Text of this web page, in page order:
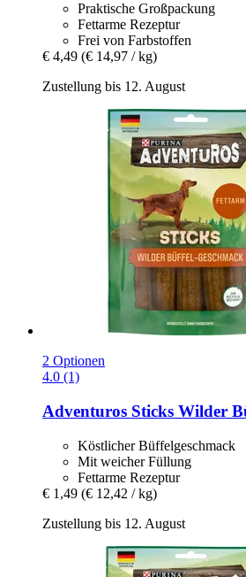
Praktische Großpackung
Fettarme Rezeptur
Frei von Farbstoffen
€ 4,49 (€ 14,97 / kg)
Zustellung bis 12. August
2 Optionen
4.0 (1)
Adventuros Sticks Wilder
Köstlicher Büffelgeschmack
Mit weicher Füllung
Fettarme Rezeptur
€ 1,49 (€ 12,42 / kg)
Zustellung bis 12. August